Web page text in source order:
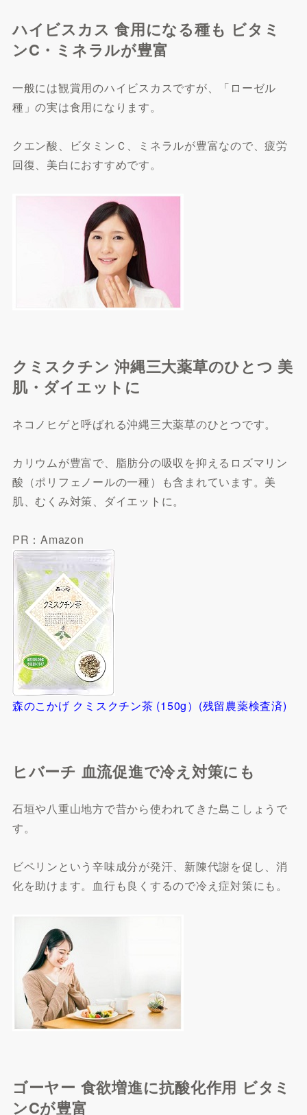
ハイビスカス 食用になる種も ビタミ
ンC・ミネラルが豊富
一般には観賞用のハイビスカスですが、「ローゼル
種」の実は食用になります。
クエン酸、ビタミンＣ、ミネラルが豊富なので、疲労
回復、美白におすすめです。
クミスクチン 沖縄三大薬草のひとつ 美
肌・ダイエットに
ネコノヒゲと呼ばれる沖縄三大薬草のひとつです。
カリウムが豊富で、脂肪分の吸収を抑えるロズマリン
酸（ポリフェノールの一種）も含まれています。美
肌、むくみ対策、ダイエットに。
PR：Amazon
森のこかげ クミスクチン茶 (150g）(残留農薬検査済)
ヒバーチ 血流促進で冷え対策にも
石垣や八重山地方で昔から使われてきた島こしょうで
す。
ビペリンという辛味成分が発汗、新陳代謝を促し、消
化を助けます。血行も良くするので冷え症対策にも。
ゴーヤー 食欲増進に抗酸化作用 ビタミ
ンCが豊富